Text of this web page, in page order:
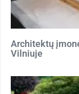
Architektų
Vilniuje